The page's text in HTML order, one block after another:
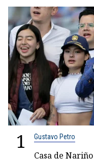
1 Gustavo Petro
Casa de